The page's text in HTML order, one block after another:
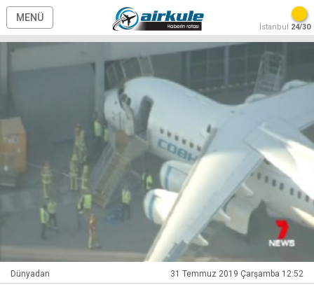
MENÜ
İstanbul 24/30
Dünyadan 31 Temmuz 2019 Çarşamba 12:52